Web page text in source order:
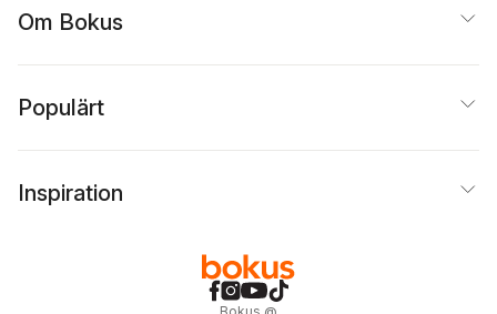
Om Bokus
Populärt
Inspiration